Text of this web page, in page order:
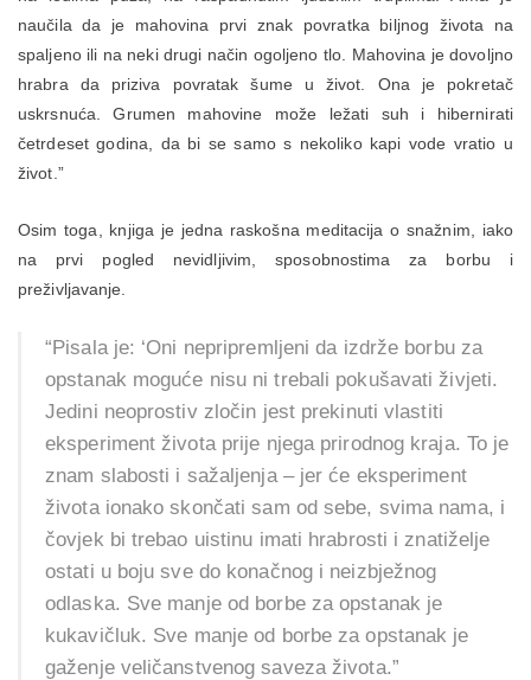
naučila da je mahovina prvi znak povratka biljnog života na
spaljeno ili na neki drugi način ogoljeno tlo. Mahovina je dovoljno
hrabra da priziva povratak šume u život. Ona je pokretač
uskrsnuća. Grumen mahovine može ležati suh i hibernirati
četrdeset godina, da bi se samo s nekoliko kapi vode vratio u
život.”
Osim toga, knjiga je jedna raskošna meditacija o snažnim, iako
na prvi pogled nevidljivim, sposobnostima za borbu i
preživljavanje.
“Pisala je: ‘Oni nepripremljeni da izdrže borbu za
opstanak moguće nisu ni trebali pokušavati živjeti.
Jedini neoprostiv zločin jest prekinuti vlastiti
eksperiment života prije njega prirodnog kraja. To je
znam slabosti i sažaljenja – jer će eksperiment
života ionako skončati sam od sebe, svima nama, i
čovjek bi trebao uistinu imati hrabrosti i znatiželje
ostati u boju sve do konačnog i neizbježnog
odlaska. Sve manje od borbe za opstanak je
kukavičluk. Sve manje od borbe za opstanak je
gaženje veličanstvenog saveza života.”